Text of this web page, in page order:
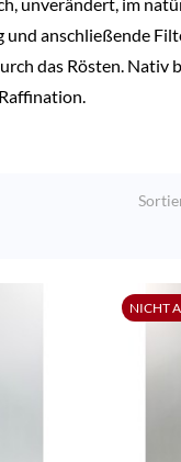
anschließende
das Rösten. Nativ
NICHT